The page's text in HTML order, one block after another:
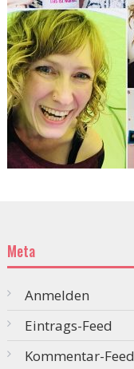
Meta
Anmelden
Eintrags-Feed
Kommentar-Feed